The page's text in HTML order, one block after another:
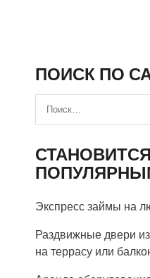
ПОИСК ПО
СТАНОВИТСЯ
Экспресс займы на
Раздвижные двери
на террасу или